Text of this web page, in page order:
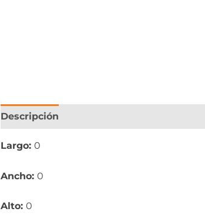
Descripción
Largo: 0
Ancho: 0
Alto: 0